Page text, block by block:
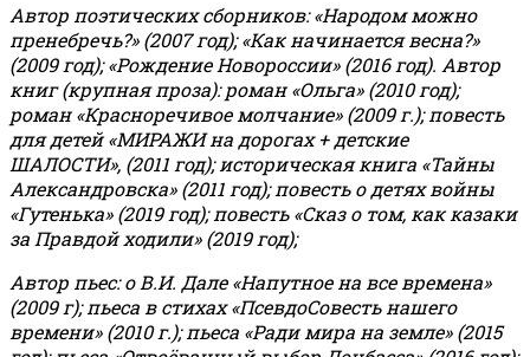
Автор поэтических сборников: «Народом можно
пренебречь?» (2007 год); «Как начинается весна?»
(2009 год); «Рождение Новороссии» (2016 год). Автор
книг (крупная проза): роман «Ольга» (2010 год);
роман «Красноречивое молчание» (2009 г.); повесть
для детей «МИРАЖИ на дорогах + детские
ШАЛОСТИ», (2011 год); историческая книга «Тайны
Александровска» (2011 год); повесть о детях войны
«Гутенька» (2019 год); повесть «Сказ о том, как казаки
за Правдой ходили» (2019 год);
Автор пьес: о В.И. Дале «Напутное на все времена»
(2009 г); пьеса в стихах «ПсевдоСовесть нашего
времени» (2010 г.); пьеса «Ради мира на земле» (2015